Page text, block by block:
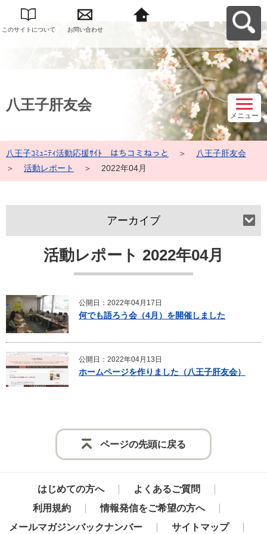
このサイトについて お問い合わせ
援ｻｲﾄ はちコミねっ
八王子肝友会
メニュー
八王子ｺﾐｭﾆﾃｨ活動応援ｻｲﾄ はちコミねっと ＞
八王子肝友会
＞
活動レポート ＞ 2022年04月
活動レポート 2022年04月
公開日：2022年04月17日
何でも語ろう会（4月）を開催しました
公開日：2022年04月13日
ホームページを作りました（八王子肝友会）
アーカイブ
ページの先頭に戻る
はじめての方へ
よくあるご質問
利用規約
情報発信をご希望の方へ
メールマガジンバックナンバー
サイトマップ